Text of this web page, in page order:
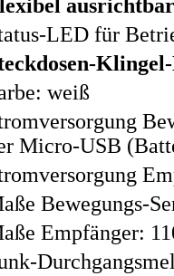
LED für
weiß
Micro-USB
Bewegungs-
Empfänger: